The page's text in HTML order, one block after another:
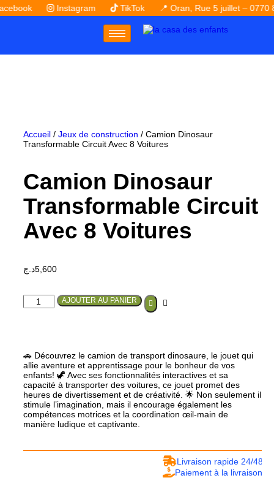
Instagram TikTok 📍 Oran, Rue 5 juillet – 0770 81
Accueil/ Jeux de construction / Camion Dinosaur
Transformable Circuit Avec 8 Voitures
Camion Dinosaur
Transformable Circuit
Avec 8 Voitures
5,600د.ج
AJOUTER AU PANIER
🚗 Découvrez le camion de transport dinosaure, le jouet qui
allie aventure et apprentissage pour le bonheur de vos
enfants! 🦖 Avec ses fonctionnalités interactives et sa
capacité à transporter des voitures, ce jouet promet des
heures de divertissement et de créativité. 🌟 Non seulement il
stimule l’imagination, mais il encourage également les
compétences motrices et la coordination œil-main de
manière ludique et captivante.
Livraison rapide 24/48h
Paiement à la livraison